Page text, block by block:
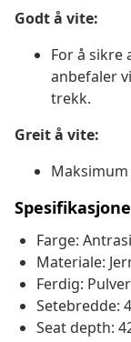
Godt å vite:
For å sikre
anbefaler
trekk.
Greit å vite:
Maksimum
Farge:
Materiale:
Ferdig:
Setebredde:
Seat depth: